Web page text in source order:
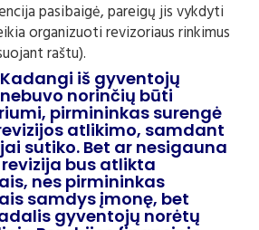
pasibaigė, pareigų jis vykdyti
organizuoti revizoriaus rinkimus
raštu).
Kadangi iš gyventojų
nebuvo norinčių būti
pirmininkas surengė
atlikimo, samdant
sutiko. Bet ar nesigauna
bus atlikta
nes pirmininkas
samdys įmonę, bet
gyventojų norėtų